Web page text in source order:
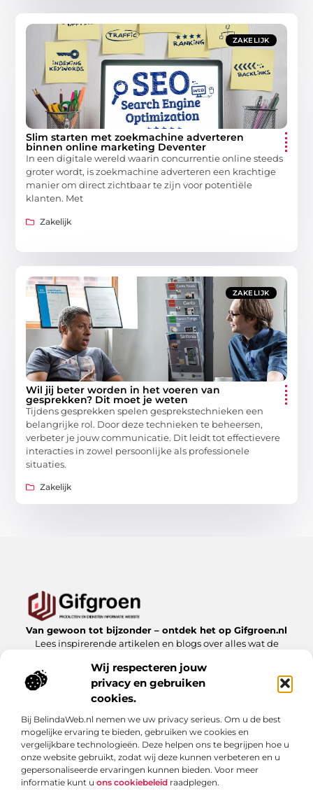
Wij respecteren jouw
privacy en gebruiken
cookies.
Bij BelindaWeb.nl nemen we uw privacy serieus. Om u de best
mogelijke ervaring te bieden, gebruiken we cookies en
vergelijkbare technologieën. Deze helpen ons te begrijpen hoe u
onze website gebruikt, zodat wij deze kunnen verbeteren en u
gepersonaliseerde ervaringen kunnen bieden. Voor meer
informatie kunt u ons cookiebeleid raadplegen.
ZAKELIJK
Slim starten met zoekmachine adverteren
binnen online marketing Deventer
In een digitale wereld waarin concurrentie online steeds
groter wordt, is zoekmachine adverteren een krachtige
manier om direct zichtbaar te zijn voor potentiële
klanten. Met
Zakelijk
ZAKELIJK
Wil jij beter worden in het voeren van
gesprekken? Dit moet je weten
Tijdens gesprekken spelen gesprekstechnieken een
belangrijke rol. Door deze technieken te beheersen,
verbeter je jouw communicatie. Dit leidt tot effectievere
interacties in zowel persoonlijke als professionele
situaties.
Zakelijk
Van gewoon tot bijzonder – ontdek het op Gifgroen.nl
Lees inspirerende artikelen en blogs over alles wat de
Bericht categorie
Onze informatie